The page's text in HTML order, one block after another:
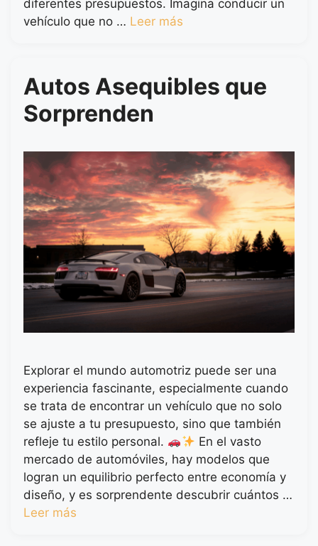
diferentes presupuestos. Imagina conducir un
vehículo que no … Leer más
Autos Asequibles que
Sorprenden
Explorar el mundo automotriz puede ser una
experiencia fascinante, especialmente cuando
se trata de encontrar un vehículo que no solo
se ajuste a tu presupuesto, sino que también
refleje tu estilo personal.
En el vasto
mercado de automóviles, hay modelos que
logran un equilibrio perfecto entre economía y
diseño, y es sorprendente descubrir cuántos …
Leer más